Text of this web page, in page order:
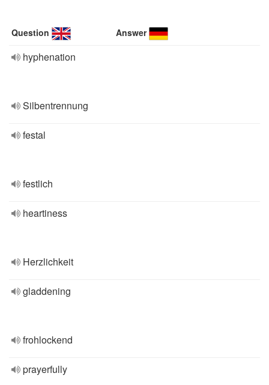
Question Answer
hyphenation
Silbentrennung
festal
festlich
heartiness
Herzlichkeit
gladdening
frohlockend
prayerfully